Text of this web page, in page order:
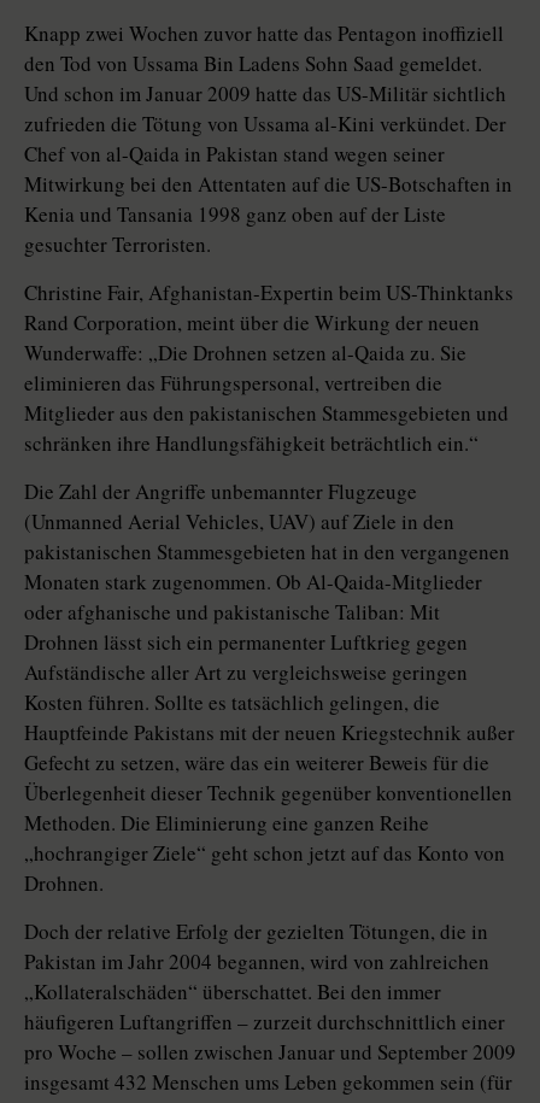
Knapp zwei Wochen zuvor hatte das Pentagon inoffiziell
den Tod von Ussama Bin Ladens Sohn Saad gemeldet.
Und schon im Januar 2009 hatte das US-Militär sichtlich
zufrieden die Tötung von Ussama al-Kini verkündet. Der
Chef von al-Qaida in Pakistan stand wegen seiner
Mitwirkung bei den Attentaten auf die US-Botschaften in
Kenia und Tansania 1998 ganz oben auf der Liste
gesuchter Terroristen.
Christine Fair, Afghanistan-Expertin beim US-Thinktanks
Rand Corporation, meint über die Wirkung der neuen
Wunderwaffe: „Die Drohnen setzen al-Qaida zu. Sie
eliminieren das Führungspersonal, vertreiben die
Mitglieder aus den pakistanischen Stammesgebieten und
schränken ihre Handlungsfähigkeit beträchtlich ein.“
Die Zahl der Angriffe unbemannter Flugzeuge
(Unmanned Aerial Vehicles, UAV) auf Ziele in den
pakistanischen Stammesgebieten hat in den vergangenen
Monaten stark zugenommen. Ob Al-Qaida-Mitglieder
oder afghanische und pakistanische Taliban: Mit
Drohnen lässt sich ein permanenter Luftkrieg gegen
Aufständische aller Art zu vergleichsweise geringen
Kosten führen. Sollte es tatsächlich gelingen, die
Hauptfeinde Pakistans mit der neuen Kriegstechnik außer
Gefecht zu setzen, wäre das ein weiterer Beweis für die
Überlegenheit dieser Technik gegenüber konventionellen
Methoden. Die Eliminierung eine ganzen Reihe
„hochrangiger Ziele“ geht schon jetzt auf das Konto von
Drohnen.
Doch der relative Erfolg der gezielten Tötungen, die in
Pakistan im Jahr 2004 begannen, wird von zahlreichen
„Kollateralschäden“ überschattet. Bei den immer
häufigeren Luftangriffen – zurzeit durchschnittlich einer
pro Woche – sollen zwischen Januar und September 2009
insgesamt 432 Menschen ums Leben gekommen sein (für